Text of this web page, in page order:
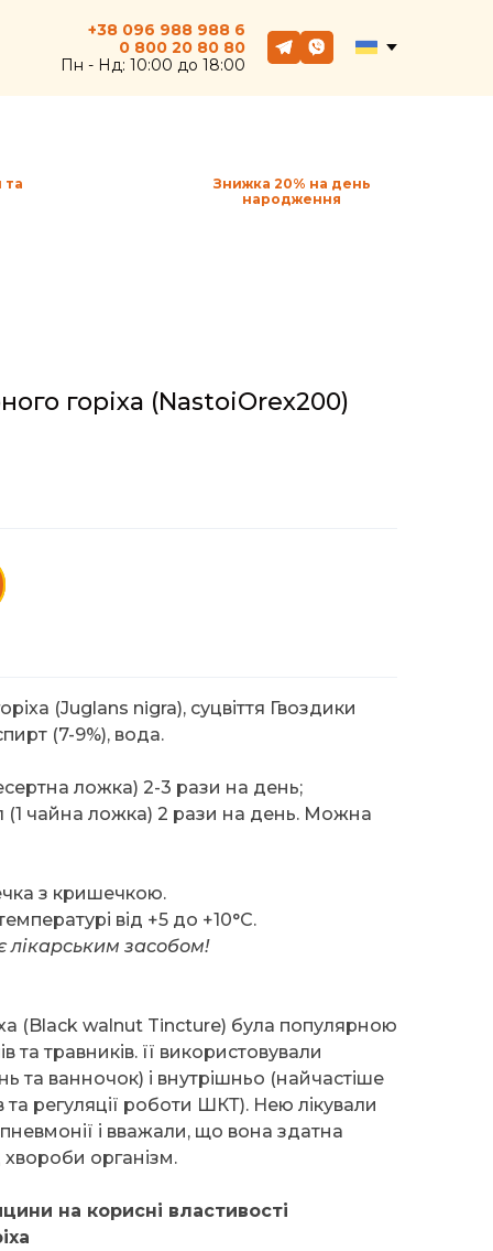
+38 096 988 988 6
0 800 2080 80
Пн - Hд: 10:00 до 18:00
та
Знижка 20% на день
народження
горіха (NastoiOrex200)
(Juglans nigra), суцвіття Гвоздики
(7-9%), вода.
ложка) 2-3 рази на день;
(1 чайна ложка) 2 рази на день. Можна
з кришечкою.
від +5 до +10°C.
лікарським засобом!
(Black walnut Tincture) була популярною
та травників. її використовували
та ванночок) і внутрішньо (найчастіше
та регуляції роботи ШКТ). Нею лікували
і вважали, що вона здатна
хвороби організм.
на корисні властивості